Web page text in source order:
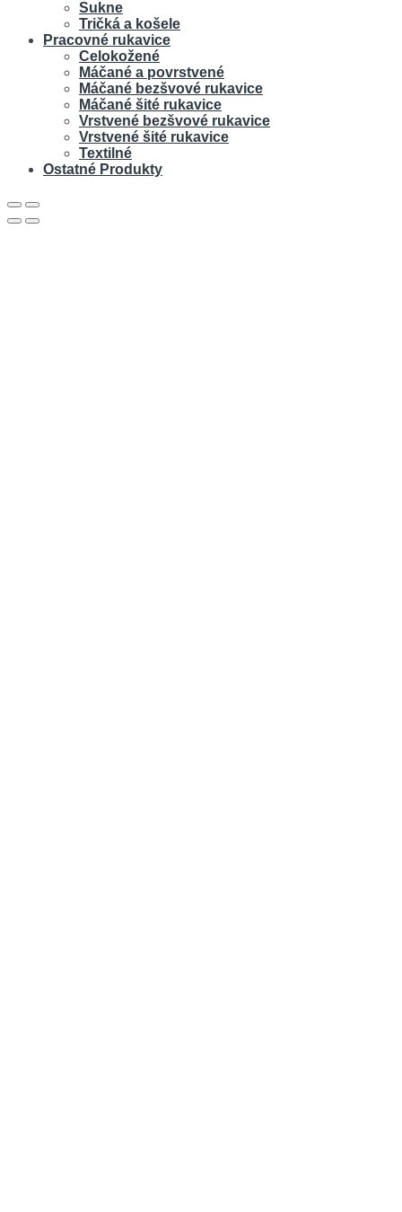
Sukne
Tričká a košele
Pracovné rukavice
Celokožené
Máčané a povrstvené
Máčané bezšvové rukavice
Máčané šité rukavice
Vrstvené bezšvové rukavice
Vrstvené šité rukavice
Textilné
Ostatné Produkty